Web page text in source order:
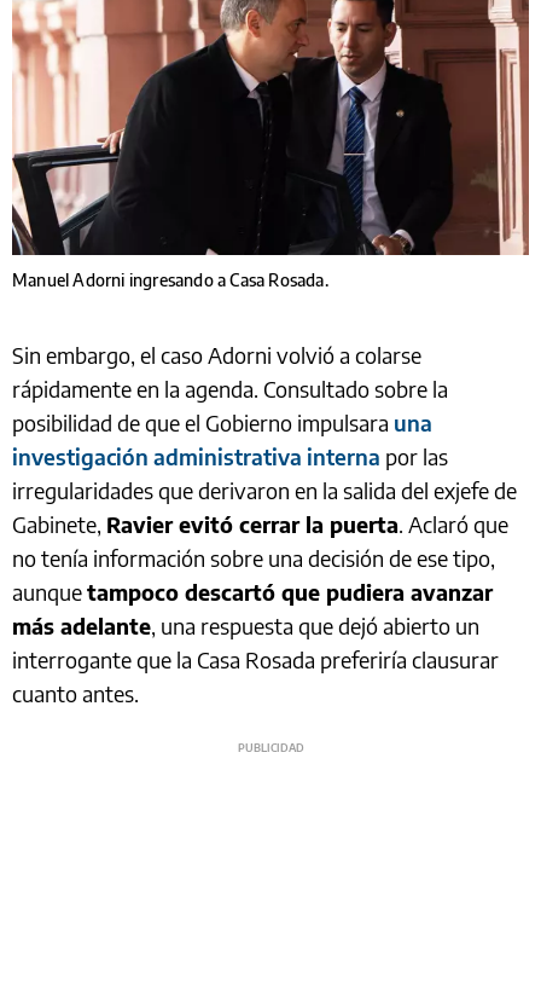
Manuel Adorni ingresando a Casa Rosada.
Sin embargo, el caso Adorni volvió a colarse
rápidamente en la agenda. Consultado sobre la
posibilidad de que el Gobierno impulsara una
investigación administrativa interna por las
irregularidades que derivaron en la salida del exjefe de
Gabinete, Ravier evitó cerrar la puerta. Aclaró que
no tenía información sobre una decisión de ese tipo,
aunquetampoco descartó que pudiera avanzar
más adelante, una respuesta que dejó abierto un
interrogante que la Casa Rosada preferiría clausurar
cuanto antes.